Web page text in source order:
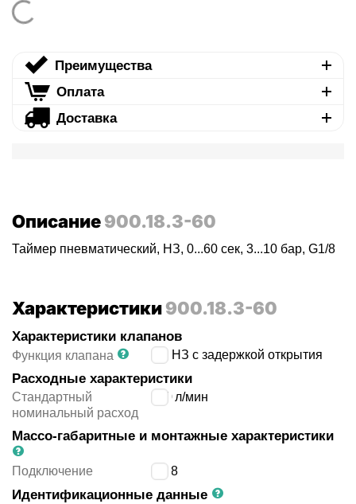
Преимущества
Оплата
Доставка
Описание900.18.3-60
Таймер пневматический, НЗ, 0...60 сек, 3...10 бар, G1/8
Характеристики900.18.3-60
Характеристики клапанов
Функция клапана 3/2 НЗ с задержкой открытия
Расходные характеристики
Стандартный
номинальный расход
130 л/мин
Массо-габаритные и монтажные характеристики
Подключение G1/8
Идентификационные данные